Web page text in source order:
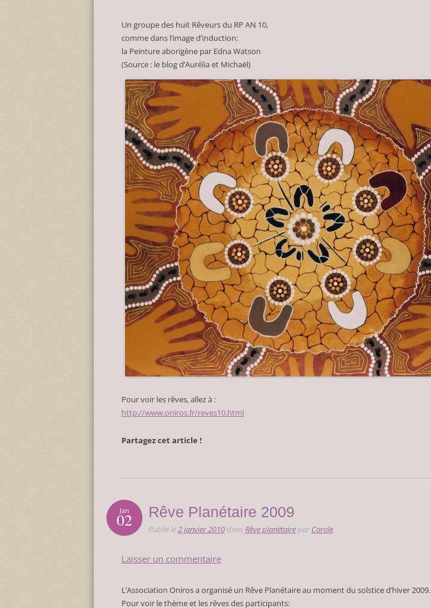
Un groupe des huit Rêveurs du RP AN 10,
comme dans l’image d’induction:
la Peinture aborigène par Edna Watson
(Source : le blog d’Aurélia et Michaël)
Pour voir les rêves, allez à :
http://www.oniros.fr/reves10.html
Partagez cet article !
Jan
02 Rêve Planétaire 2009
Publié le2 janvier 2010dans Rêve planétairepar Carole.
Laisser un commentaire
L’Association Oniros a organisé un Rêve Planétaire au moment du solstice d’hiver 2009.
Pour voir le thème et les rêves des participants: